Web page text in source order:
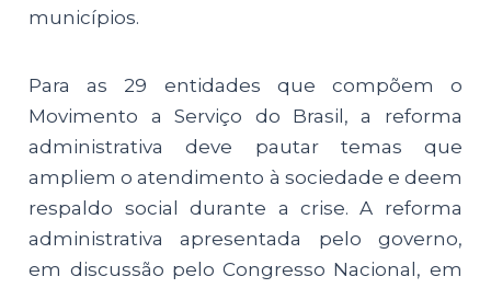
municípios.
Para as 29 entidades que compõem o
Movimento a Serviço do Brasil, a reforma
administrativa deve pautar temas que
ampliem o atendimento à sociedade e deem
respaldo social durante a crise. A reforma
administrativa apresentada pelo governo,
em discussão pelo Congresso Nacional, em